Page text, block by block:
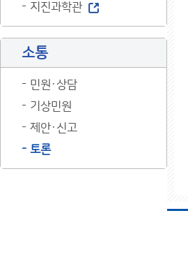
지진과학관
소통
민원·상담
기상민원
제안·신고
토론